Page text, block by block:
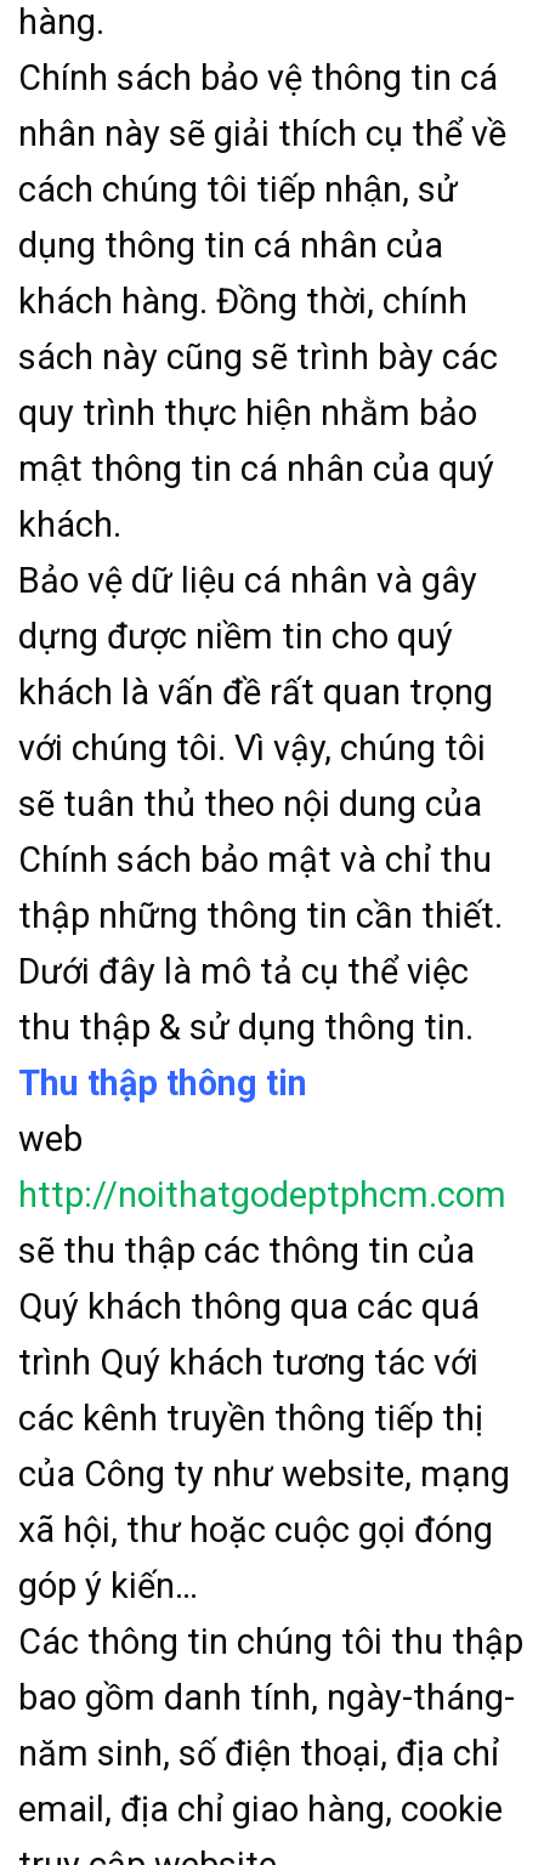
hàng.
Chính sách bảo vệ thông tin cá
nhân này sẽ giải thích cụ thể về
cách chúng tôi tiếp nhận, sử
dụng thông tin cá nhân của
khách hàng. Đồng thời, chính
sách này cũng sẽ trình bày các
quy trình thực hiện nhằm bảo
mật thông tin cá nhân của quý
khách.
Bảo vệ dữ liệu cá nhân và gây
dựng được niềm tin cho quý
khách là vấn đề rất quan trọng
với chúng tôi. Vì vậy, chúng tôi
sẽ tuân thủ theo nội dung của
Chính sách bảo mật và chỉ thu
thập những thông tin cần thiết.
Dưới đây là mô tả cụ thể việc
thu thập & sử dụng thông tin.
Thu thập thông tin
web
http://noithatgodeptphcm.com
sẽ thu thập các thông tin của
Quý khách thông qua các quá
trình Quý khách tương tác với
các kênh truyền thông tiếp thị
của Công ty như website, mạng
xã hội, thư hoặc cuộc gọi đóng
góp ý kiến…
Các thông tin chúng tôi thu thập
bao gồm danh tính, ngày-tháng-
năm sinh, số điện thoại, địa chỉ
email, địa chỉ giao hàng, cookie